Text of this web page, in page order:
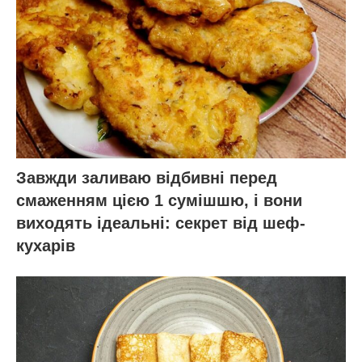
Завжди заливаю відбивні перед
смаженням цією 1 сумішшю, і вони
виходять ідеальні: секрет від шеф-
кухарів